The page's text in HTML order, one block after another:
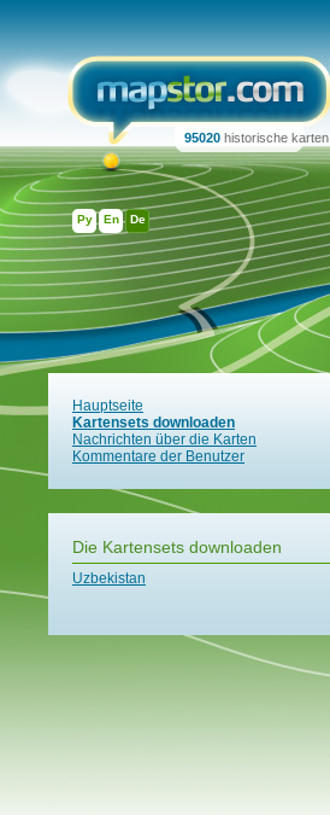
Ру En De
95020 historische karten
Hauptseite
Kartensets downloaden
Nachrichten über die Karten
Kommentare der Benutzer
Die Kartensets downloaden
Uzbekistan